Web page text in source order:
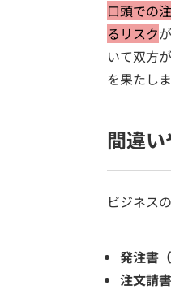
口頭での
るリスク
いて双方
を果たしま
間違
ビジネス
発注書
注文請書